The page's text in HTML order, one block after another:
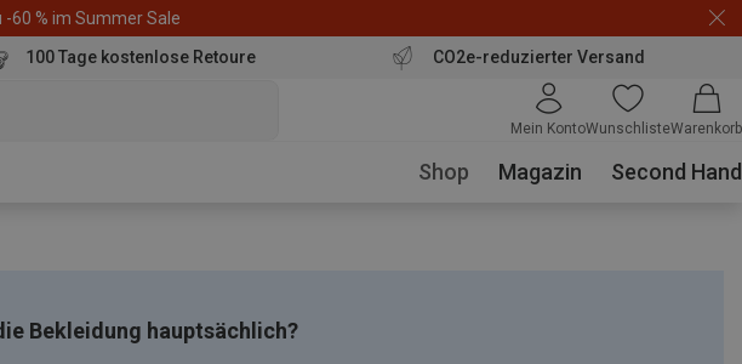
60 % im Summer Sale
100 Tage kostenlose Retoure CO2e-reduzierter Versand
Mein KontoWunschlisteWarenkorb
Shop Magazin Second Hand
Bekleidung hauptsächlich?